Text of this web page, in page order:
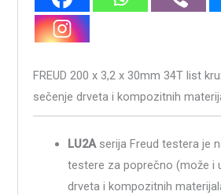
FREUD 200 x 3,2 x 30mm 34T list
sečenje drveta i kompozitnih
LU2Aserija Freud testera je
testere za poprečno (može i
drveta i kompozitnih